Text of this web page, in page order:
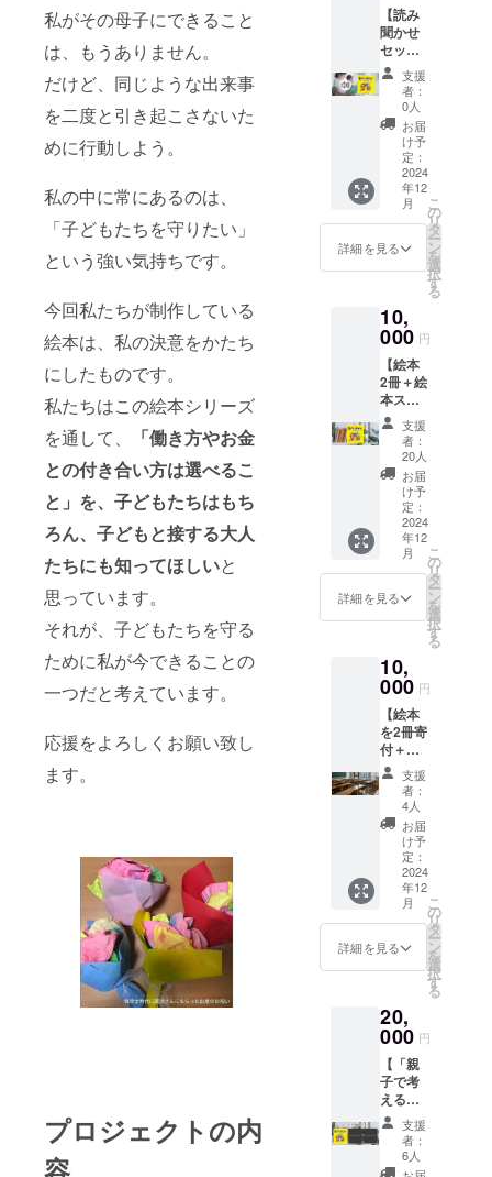
私がその母子にできること
は、もうありません。
だけど、同じような出来事
を二度と引き起こさないた
めに行動しよう。
私の中に常にあるのは、
「子どもたちを守りたい」
という強い気持ちです。
今回私たちが制作している
絵本は、私の決意をかたち
にしたものです。
私たちはこの絵本シリーズ
を通して、
「働き方やお金
との付き合い方は選べるこ
と」を、子どもたちはもち
ろん、子どもと接する大人
たちにも知ってほしいと
思っています。
それが、子どもたちを守る
ために私が今できることの
一つだと考えています。
応援をよろしくお願い致し
ます。
プロジェクトの内
容
りしま
す。 ※
お礼の
メッ
セージ
の内容
は、
10,000
円／
25,000
円／
50,000
円の内
容と同
【読み
聞かせ
セッ
ト：絵
本 1冊
＋読み
聞かせ
用音
源】 絵
本1冊
と、プ
ロジェ
クトメ
ンバー
による
かせ音
源をお
送りし
ます。
●収録時
間：12
分程度
（プロ
ジェク
トメン
バー2名
の読み
聞かせ
音源を
収録し
ていま
す） ●
ウン
ロード
QRコー
ドを郵
送しま
す。
支援
者：
0人
お届
け予
定：
2024
年12
月
詳細を見る
こ
の
リ
タ
ー
ン
を
選
択
す
る
10,
000 円
【絵本
2冊＋絵
本ス
テッ
カー 2
枚】 絵
本2冊と
絵本ス
テッ
カー
シール2
枚を郵
送しま
す。 ●
ステッ
ン：制
作中で
す。 ●
ステッ
カーの
サイ
ズ：
4cm×4
cmの正
円
支援
者：
20人
お届
け予
定：
2024
年12
月
詳細を見る
こ
の
リ
タ
ー
ン
を
選
択
す
る
10,
000 円
【絵本
を2冊寄
付＋お
礼の
メッ
セー
ジ】 絵
本を2
冊、子
ども関
連施設
に寄付
しま
す。支
援者様
メッ
セージ
をお送
りしま
す。 ※
お礼の
メッ
セージ
の内容
は、
支援
者：
4人
お届
け予
定：
2024
年12
月
詳細を見る
こ
の
リ
タ
ー
ン
を
選
択
す
る
20,
000 円
【「親
子で考
えるお
金の絵
本」シ
リーズ3
部作
支援
者：
6人